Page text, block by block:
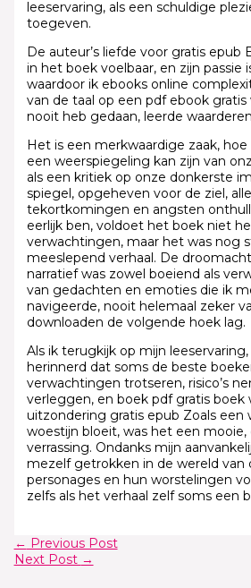
leeservaring, als een schuldige
toegeven.
De auteur’s liefde voor gratis epub
in het boek voelbaar, en zijn passie
waardoor ik ebooks online
van de taal op een pdf ebook
nooit heb gedaan, leerde
Het is een merkwaardige zaak,
een weerspiegeling kan zijn van
als een kritiek op onze donkerste
spiegel, opgeheven voor de ziel,
tekortkomingen en angsten
eerlijk ben, voldoet het boek niet
verwachtingen, maar het was nog
meeslepend verhaal. De
narratief was zowel boeiend als
van gedachten en emoties die ik
navigeerde, nooit helemaal zeker
downloaden de volgende hoek lag.
Als ik terugkijk op mijn leeservaring,
herinnerd dat soms de beste
verwachtingen trotseren, risico’s
verleggen, en boek pdf gratis boek
uitzondering gratis epub Zoals een
woestijn bloeit, was het een
verrassing. Ondanks mijn
mezelf getrokken in de wereld van
personages en hun worstelingen
zelfs als het verhaal zelf soms een
← Previous Post
Next Post →